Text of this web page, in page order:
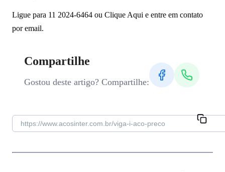
Ligue para 11 2024-6464 ou Clique Aqui e entre em contato
por email.
Compartilhe
Gostou deste artigo? Compartilhe: